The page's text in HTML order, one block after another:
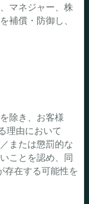
マネジャー、株
補償・防御し、
除き、お客様
理由において
または懲罰的な
ことを認め、同
在する可能性を